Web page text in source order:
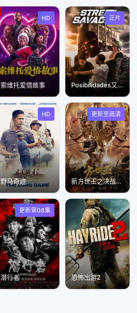
HD
索维托爱情故事
正片
Posibilidades又名街头野蛮人
HD
野马奇迹
更新至高清
新方世玉之决战危城
更新第08集
潜行者 恐怖出游2